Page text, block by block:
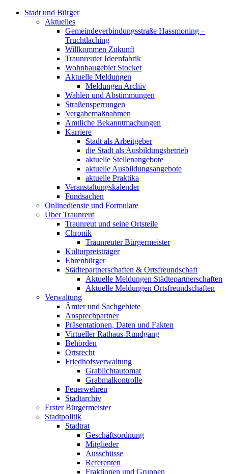
Stadt und Bürger
Aktuelles
Gemeindeverbindungsstraße Hassmoning –
Truchtlaching
Willkommen Zukunft
Traunreuter Ideenfabrik
Wohnbaugebiet Stocket
Aktuelle Meldungen
Meldungen Archiv
Wahlen und Abstimmungen
Straßensperrungen
Vergabemaßnahmen
Amtliche Bekanntmachungen
Karriere
Stadt als Arbeitgeber
die Stadt als Ausbildungsbetrieb
aktuelle Stellenangebote
aktuelle Ausbildungsangebote
aktuelle Praktika
Veranstaltungskalender
Fundsachen
Onlinedienste und Formulare
Über Traunreut
Traunreut und seine Ortsteile
Chronik
Traunreuter Bürgermeister
Kulturpreisträger
Ehrenbürger
Städtepartnerschaften & Ortsfreundschaft
Aktuelle Meldungen Städtepartnerschaften
Aktuelle Meldungen Ortsfreundschaften
Verwaltung
Ämter und Sachgebiete
Ansprechpartner
Präsentationen, Daten und Fakten
Virtueller Rathaus-Rundgang
Behörden
Ortsrecht
Friedhofsverwaltung
Grablichtautomat
Grabmalkontrolle
Feuerwehren
Stadtarchiv
Erster Bürgermeister
Stadtpolitik
Stadtrat
Geschäftsordnung
Mitglieder
Ausschüsse
Referenten
Fraktionen und Gruppen